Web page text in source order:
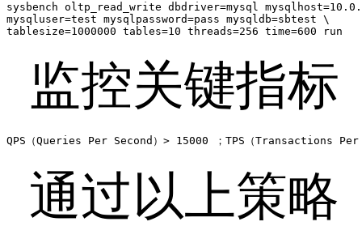
sysbench oltp_read_write dbdriver=mysql
mysqluser=test mysqlpassword=pass mysqldb=sbtest \
tablesize=1000000 tables=10 threads=256 time=600 run
监控关键指标
QPS（Queries Per Second）> 15000 ；TPS（Transactions
通过以上策略